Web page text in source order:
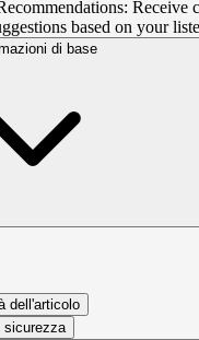
Receive
based on your
di base
dell'articolo
sicurezza